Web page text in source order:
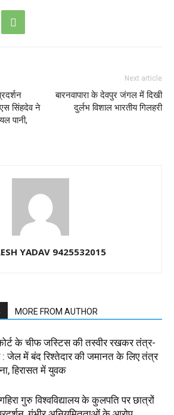
सिंहदेव ने
पानी,
Next article
बारनवापारा के देवपुर जंगल में दिखी
दुर्लभ विशाल भारतीय गिलहरी
YADAV 9425532015
MORE FROM AUTHOR
के चीफ जस्टिस की तस्वीर रखकर तंत्र-
जेल में बंद रिश्तेदार की जमानत के लिए तंत्र
हिरासत में युवक
गुरु विश्वविद्यालय के कुलपति पर छात्रों